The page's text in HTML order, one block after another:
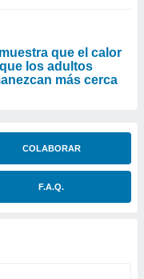
que el calor
los adultos
más cerca
COLABORAR
F.A.Q.